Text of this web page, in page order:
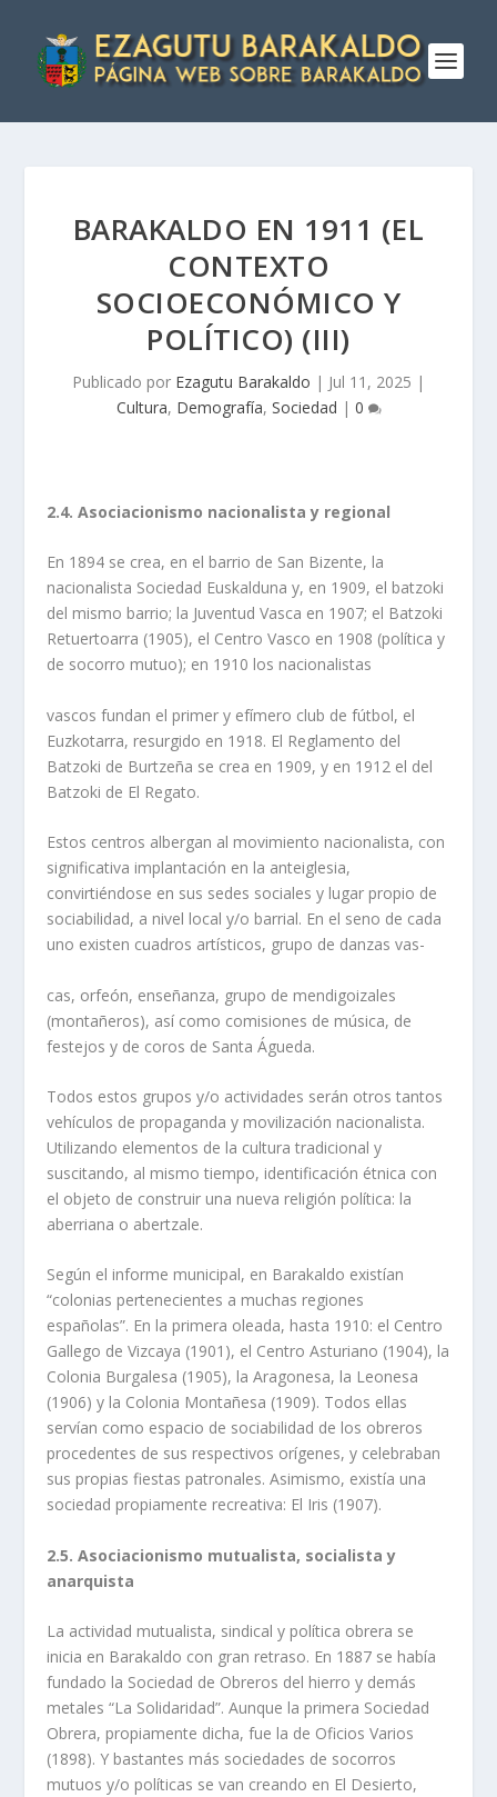
BARAKALDO EN 1911 (EL
CONTEXTO
SOCIOECONÓMICO Y
POLÍTICO) (III)
Publicado por Ezagutu Barakaldo | Jul 11, 2025 |
Cultura, Demografía, Sociedad | 0
2.4. Asociacionismo nacionalista y regional
En 1894 se crea, en el barrio de San Bizente, la
nacionalista Sociedad Euskalduna y, en 1909, el batzoki
del mismo barrio; la Juventud Vasca en 1907; el Batzoki
Retuertoarra (1905), el Centro Vasco en 1908 (política y
de socorro mutuo); en 1910 los nacionalistas
vascos fundan el primer y efímero club de fútbol, el
Euzkotarra, resurgido en 1918. El Reglamento del
Batzoki de Burtzeña se crea en 1909, y en 1912 el del
Batzoki de El Regato.
Estos centros albergan al movimiento nacionalista, con
significativa implantación en la anteiglesia,
convirtiéndose en sus sedes sociales y lugar propio de
sociabilidad, a nivel local y/o barrial. En el seno de cada
uno existen cuadros artísticos, grupo de danzas vas-
cas, orfeón, enseñanza, grupo de mendigoizales
(montañeros), así como comisiones de música, de
festejos y de coros de Santa Águeda.
Todos estos grupos y/o actividades serán otros tantos
vehículos de propaganda y movilización nacionalista.
Utilizando elementos de la cultura tradicional y
suscitando, al mismo tiempo, identificación étnica con
el objeto de construir una nueva religión política: la
aberriana o abertzale.
Según el informe municipal, en Barakaldo existían
“colonias pertenecientes a muchas regiones
españolas”. En la primera oleada, hasta 1910: el Centro
Gallego de Vizcaya (1901), el Centro Asturiano (1904), la
Colonia Burgalesa (1905), la Aragonesa, la Leonesa
(1906) y la Colonia Montañesa (1909). Todos ellas
servían como espacio de sociabilidad de los obreros
procedentes de sus respectivos orígenes, y celebraban
sus propias fiestas patronales. Asimismo, existía una
sociedad propiamente recreativa: El Iris (1907).
2.5. Asociacionismo mutualista, socialista y
anarquista
La actividad mutualista, sindical y política obrera se
inicia en Barakaldo con gran retraso. En 1887 se había
fundado la Sociedad de Obreros del hierro y demás
metales “La Solidaridad”. Aunque la primera Sociedad
Obrera, propiamente dicha, fue la de Oficios Varios
(1898). Y bastantes más sociedades de socorros
mutuos y/o políticas se van creando en El Desierto,